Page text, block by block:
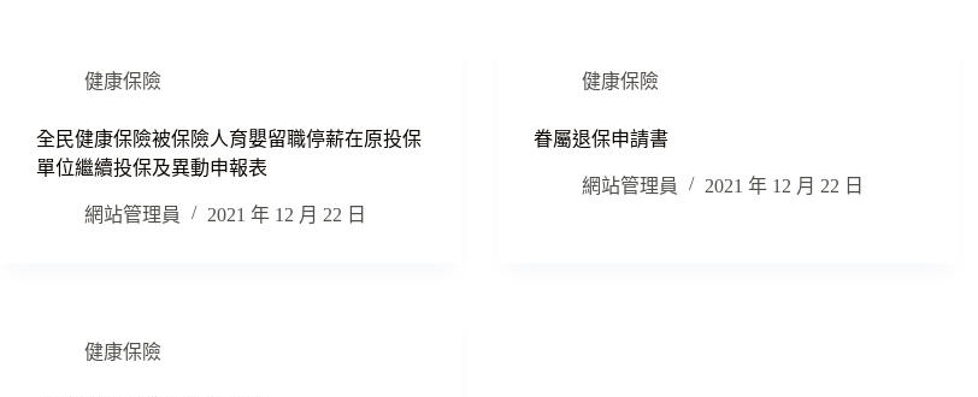
健康保險
全民健康保險被保險人育嬰留職停薪在原投保
單位繼續投保及異動申報表
網站管理員 2021 年 12 月 22 日
健康保險
眷屬退保申請書
網站管理員 2021 年 12 月 22 日
健康保險